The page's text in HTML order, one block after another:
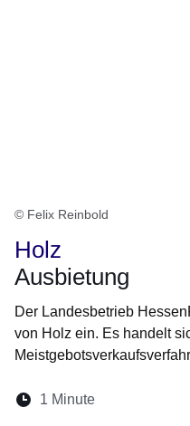
© Felix Reinbold
Holz
Ausbietung
Der Landesbetrieb
von Holz ein. Es handelt
Lesedauer:
1 Minute